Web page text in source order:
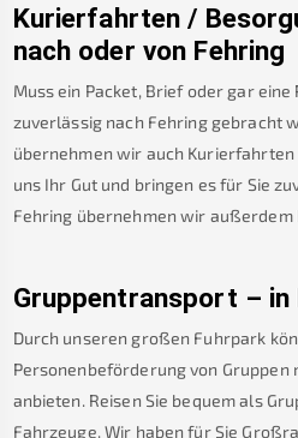
Kurierfahrten /
nach oder von Fehring
Muss ein Packet, Brief oder gar eine
zuverlässig nach Fehring gebracht
übernehmen wir auch Kurierfahrten
uns Ihr Gut und bringen es für Sie
Fehring übernehmen wir
Gruppentransport – in
Durch unseren großen Fuhrpark
Personenbeförderung von Gruppen
anbieten. Reisen Sie bequem als
Fahrzeuge. Wir haben für Sie